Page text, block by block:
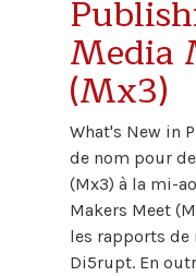
Media
(Mx3)
What's New in
de nom pour
(Mx3) à la mi-
Makers Meet
les rapports de
Di5rupt. En